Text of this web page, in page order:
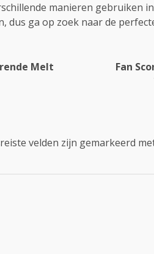
manieren gebruiken
dus ga op zoek naar de
Melt
Fan
velden zijn gemarkeerd